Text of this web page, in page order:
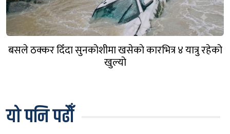
बसले ठक्कर दिँदा सुनकोशीमा खसेकाे कारभित्र ४ यात्रु रहेको
खुल्यो
यो पनि पढौँ